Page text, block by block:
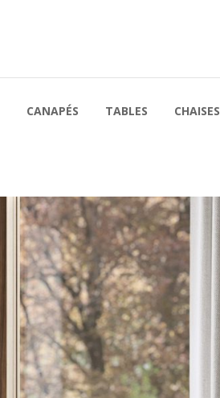
CANAPÉS TABLES CHAISES